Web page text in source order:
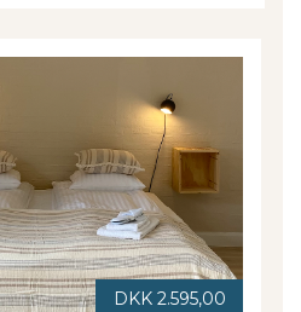
DKK 2.595,00